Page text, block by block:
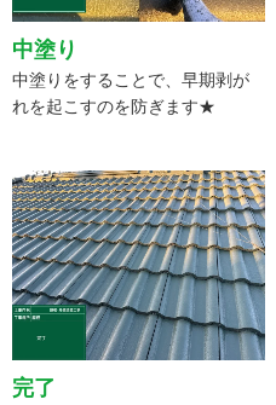
中塗り
中塗りをすることで、早期剥が
れを起こすのを防ぎます★
完了